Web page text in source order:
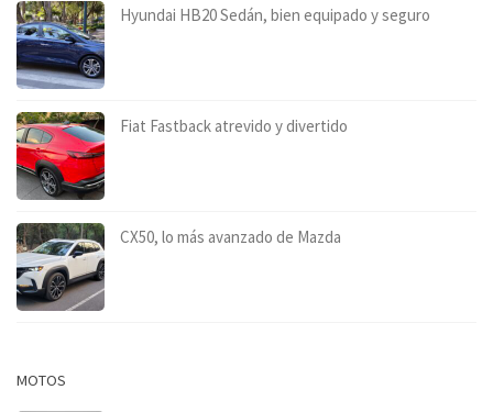
Hyundai HB20 Sedán, bien equipado y seguro
Fiat Fastback atrevido y divertido
CX50, lo más avanzado de Mazda
MOTOS